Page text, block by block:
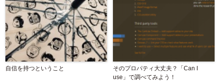
自信を持つということ
そのプロパティ大丈夫？「Can I
use」で調べてみよう！